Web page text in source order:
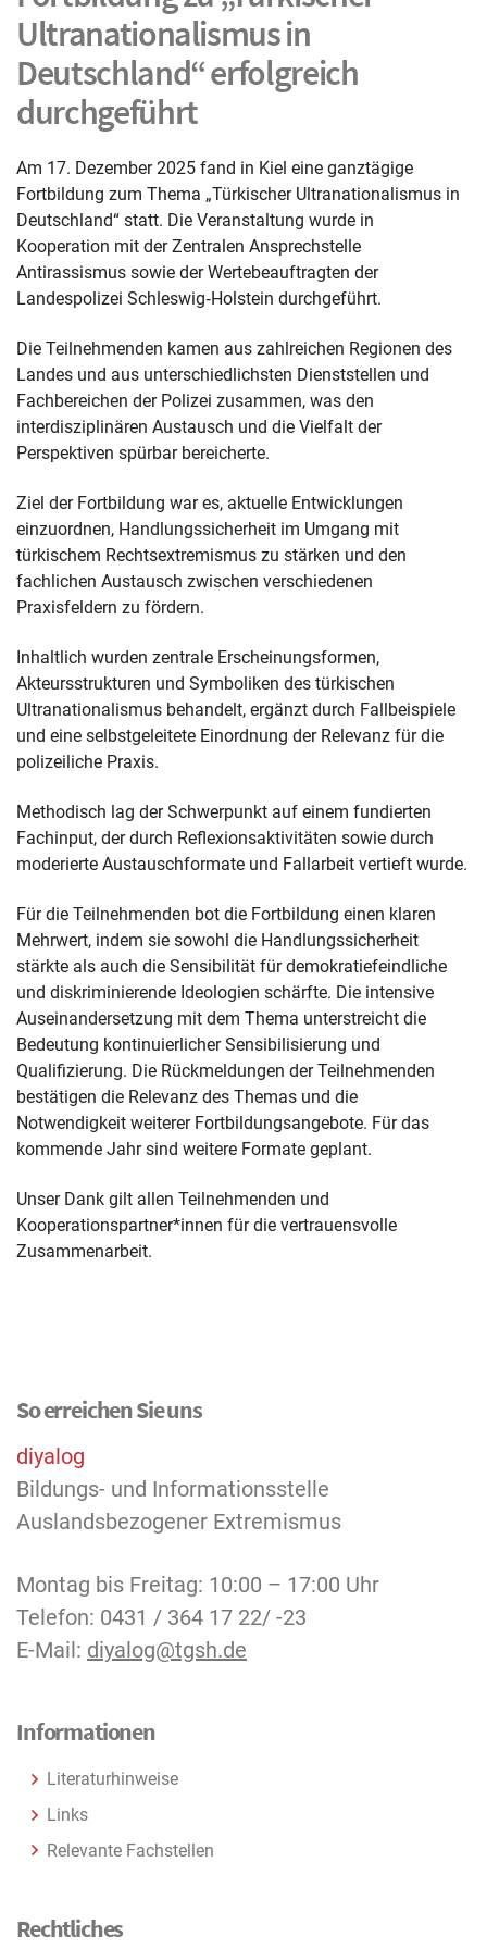
bei
am
Ludwig-
Meyn-
Gymnasium
Ultranationalismus in
Deutschland“ erfolgreich
durchgeführt
Am 17. Dezember 2025 fand in Kiel eine ganztägige
Fortbildung zum Thema „Türkischer Ultranationalismus in
Deutschland“ statt. Die Veranstaltung wurde in
Kooperation mit der Zentralen Ansprechstelle
Antirassismus sowie der Wertebeauftragten der
Landespolizei Schleswig‑Holstein durchgeführt.
Die Teilnehmenden kamen aus zahlreichen Regionen des
Landes und aus unterschiedlichsten Dienststellen und
Fachbereichen der Polizei zusammen, was den
interdisziplinären Austausch und die Vielfalt der
Perspektiven spürbar bereicherte.
Ziel der Fortbildung war es, aktuelle Entwicklungen
einzuordnen, Handlungssicherheit im Umgang mit
türkischem Rechtsextremismus zu stärken und den
fachlichen Austausch zwischen verschiedenen
Praxisfeldern zu fördern.
Inhaltlich wurden zentrale Erscheinungsformen,
Akteursstrukturen und Symboliken des türkischen
Ultranationalismus behandelt, ergänzt durch Fallbeispiele
und eine selbstgeleitete Einordnung der Relevanz für die
polizeiliche Praxis.
Methodisch lag der Schwerpunkt auf einem fundierten
Fachinput, der durch Reflexionsaktivitäten sowie durch
moderierte Austauschformate und Fallarbeit vertieft wurde.
Für die Teilnehmenden bot die Fortbildung einen klaren
Mehrwert, indem sie sowohl die Handlungssicherheit
stärkte als auch die Sensibilität für demokratiefeindliche
und diskriminierende Ideologien schärfte. Die intensive
Auseinandersetzung mit dem Thema unterstreicht die
Bedeutung kontinuierlicher Sensibilisierung und
Qualifizierung. Die Rückmeldungen der Teilnehmenden
bestätigen die Relevanz des Themas und die
Notwendigkeit weiterer Fortbildungsangebote. Für das
kommende Jahr sind weitere Formate geplant.
Unser Dank gilt allen Teilnehmenden und
Kooperationspartner*innen für die vertrauensvolle
Zusammenarbeit.
So erreichen Sie uns
diyalog
Bildungs- und Informationsstelle
Auslandsbezogener Extremismus
Montag bis Freitag: 10:00 – 17:00 Uhr
Telefon: 0431 / 364 17 22/ -23
E-Mail: diyalog@tgsh.de
Informationen
Literaturhinweise
Links
Relevante Fachstellen
Rechtliches